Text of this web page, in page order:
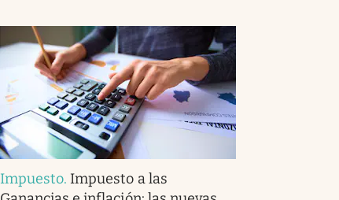
Impuesto. Impuesto a las